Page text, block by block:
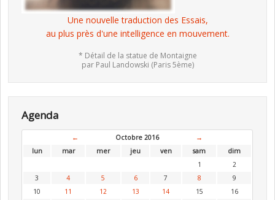
Une nouvelle traduction des Essais,
au plus près d'une intelligence en mouvement.
* Détail de la statue de Montaigne
par Paul Landowski (Paris 5ème)
Agenda
← Octobre 2016
→
lun
mar mer jeu ven sam
dim
1
2
3
4 5 6 7 8
9
10
11 12 13 14 15
16